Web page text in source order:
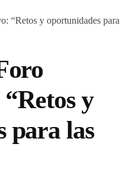
“Retos y oportunidades para
y
para las